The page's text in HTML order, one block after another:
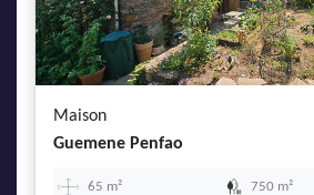
Maison
Guemene Penfao
65 m² 750 m²